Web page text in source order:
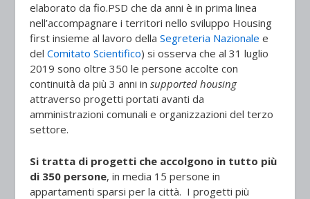
elaborato da fio.PSD che da anni è in prima linea
nell’accompagnare i territori nello sviluppo Housing
first insieme al lavoro della Segreteria Nazionale e
del Comitato Scientifico) si osserva che al 31 luglio
2019 sono oltre 350 le persone accolte con
continuità da più 3 anni in supported housing
attraverso progetti portati avanti da
amministrazioni comunali e organizzazioni del terzo
settore.
Si tratta di progetti che accolgono in tutto più
di 350 persone, in media 15 persone in
appartamenti sparsi per la città. I progetti più